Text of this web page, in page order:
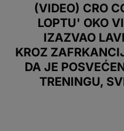
(VIDEO) CRO
LOPTU' OKO
IZAZVAO
KROZ
DA JE
TRENINGU,